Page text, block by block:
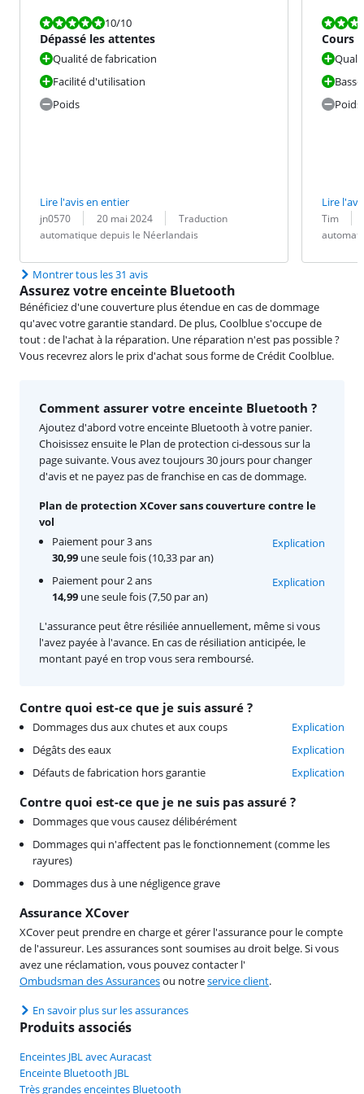
La note est 10 sur 10.
10/10
Dépassé les attentes
Qualité de fabrication
Facilité d'utilisation
Poids
Lire l'avis en entier
Évaluation par :
jn0570
Date : 20 mai 2024
Traduction :
Traduction
automatique depuis le Néerlandais
La note est
Cours
Poids
Lire
Évaluation
Tim
Date :
Traduction :
Montrer tous les 31 avis
Assurez votre enceinte Bluetooth
Bénéficiez d'une couverture plus étendue en cas de dommage
qu'avec votre garantie standard. De plus, Coolblue s'occupe de
tout : de l'achat à la réparation. Une réparation n'est pas possible ?
Vous recevrez alors le prix d'achat sous forme de Crédit Coolblue.
Contre quoi est-ce que je suis assuré ?
Dommages dus aux chutes et aux coups
Explication
Dégâts des eaux
Explication
Défauts de fabrication hors garantie
Explication
Contre quoi est-ce que je ne suis pas assuré ?
Dommages que vous causez délibérément
Dommages qui n'affectent pas le fonctionnement (comme les
rayures)
Dommages dus à une négligence grave
Assurance XCover
XCover peut prendre en charge et gérer l'assurance pour le compte
de l'assureur. Les assurances sont soumises au droit belge. Si vous
avez une réclamation, vous pouvez contacter l'
Ombudsman des Assurancesou notreservice client.
En savoir plus sur les assurances
Comment assurer votre enceinte Bluetooth ?
Ajoutez d'abord votre enceinte Bluetooth à votre panier.
Choisissez ensuite le Plan de protection ci-dessous sur la
page suivante. Vous avez toujours 30 jours pour changer
d'avis et ne payez pas de franchise en cas de dommage.
Plan de protection XCover sans couverture contre le
vol
Paiement pour 3 ans
30,99 une seule fois (10,33 par an)
Explication
Paiement pour 2 ans
14,99 une seule fois (7,50 par an)
Explication
L'assurance peut être résiliée annuellement, même si vous
l'avez payée à l'avance. En cas de résiliation anticipée, le
montant payé en trop vous sera remboursé.
Produits associés
Enceintes JBL avec Auracast
Enceinte Bluetooth JBL
Très grandes enceintes Bluetooth